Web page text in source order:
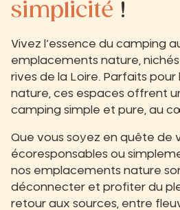
simplicité !
Vivez l’essence du camping
emplacements nature,
rives de la Loire. Parfaits
nature, ces espaces offrent
camping simple et pure, au
Que vous soyez en quête de
écoresponsables ou
nos emplacements nature
déconnecter et profiter du
retour aux sources, entre